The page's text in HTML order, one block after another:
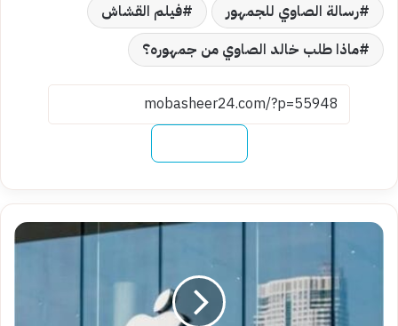
رسالة الصاوي للجمهور
فيلم القشاش
ماذا طلب خالد الصاوي من جمهوره؟
ماذا
سيحدث